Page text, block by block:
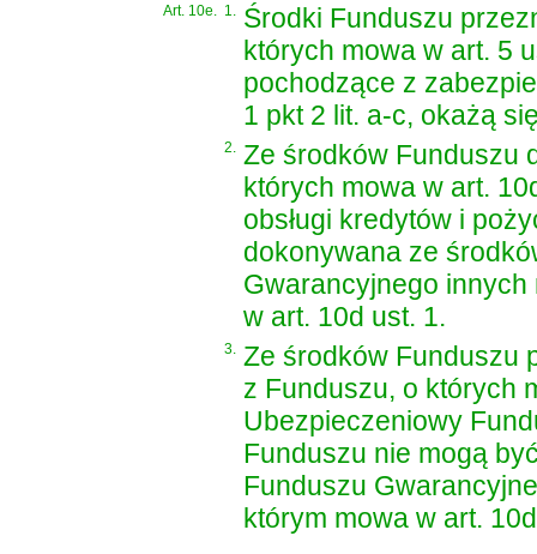
Art. 10e. 1.
Środki Funduszu
których mowa w art. 5
pochodzące z
1 pkt 2 lit. a-c, okażą
2.
Ze środków Funduszu
których mowa w art.
obsługi kredytów i
dokonywana ze
Gwarancyjnego
w art. 10d ust. 1.
3.
Ze środków Funduszu
z Funduszu, o których
Ubezpieczeniowy
Funduszu nie mogą
Funduszu
którym mowa w art.